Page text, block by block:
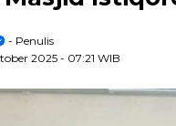
- Penulis
2025 - 07:21 WIB